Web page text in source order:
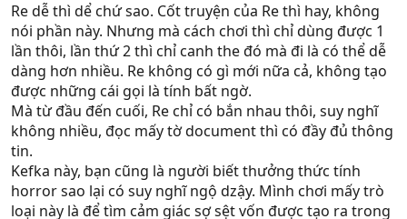
Re dễ thì dể chứ sao. Cốt truyện của Re thì hay, không
nói phần này. Nhưng mà cách chơi thì chỉ dùng được 1
lần thôi, lần thứ 2 thì chỉ canh the đó mà đi là có thể dễ
dàng hơn nhiều. Re không có gì mới nữa cả, không tạo
được những cái gọi là tính bất ngờ.
Mà từ đầu đến cuối, Re chỉ có bắn nhau thôi, suy nghĩ
không nhiều, đọc mấy tờ document thì có đầy đủ thông
tin.
Kefka này, bạn cũng là người biết thưởng thức tính
horror sao lại có suy nghĩ ngộ dzậy. Mình chơi mấy trò
loại này là để tìm cảm giác sợ sệt vốn được tạo ra trong